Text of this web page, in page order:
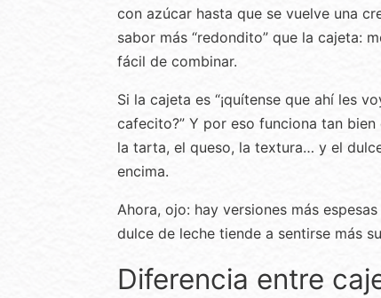
con azúcar hasta que se vuelve una
sabor más “redondito” que la cajeta:
fácil de combinar.
Si la cajeta es “¡quítense que ahí les
cafecito?” Y por eso funciona tan
la tarta, el queso, la textura… y el
encima.
Ahora, ojo: hay versiones más
dulce de leche tiende a sentirse más
Diferencia entre